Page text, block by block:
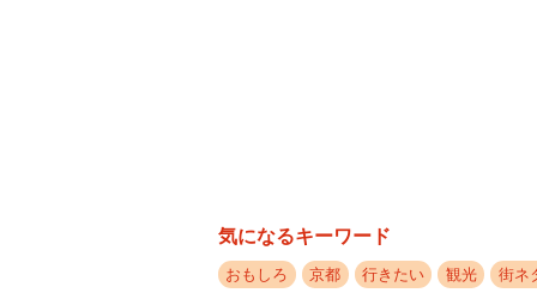
気になるキーワード
おもしろ 京都 行きたい 観光 街ネ